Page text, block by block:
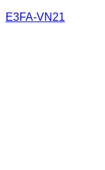
E3FA-VN21